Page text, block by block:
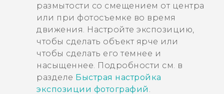
размытости со смещением от центра
или при фотосъемке во время
движения. Настройте экспозицию,
чтобы сделать объект ярче или
чтобы сделать его темнее и
насыщеннее. Подробности см. в
разделе Быстрая настройка
экспозиции фотографий